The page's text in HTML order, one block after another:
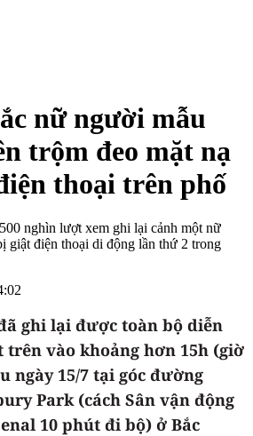
nữ người mẫu
trộm đeo mặt nạ
thoại trên phố
nghìn lượt xem ghi lại cảnh một nữ
giật điện thoại di động lần thứ 2 trong
ghi lại được toàn bộ diễn
vào khoảng hơn 15h (giờ
ngày 15/7 tại góc đường
Park (cách Sân vận động
10 phút đi bộ) ở Bắc